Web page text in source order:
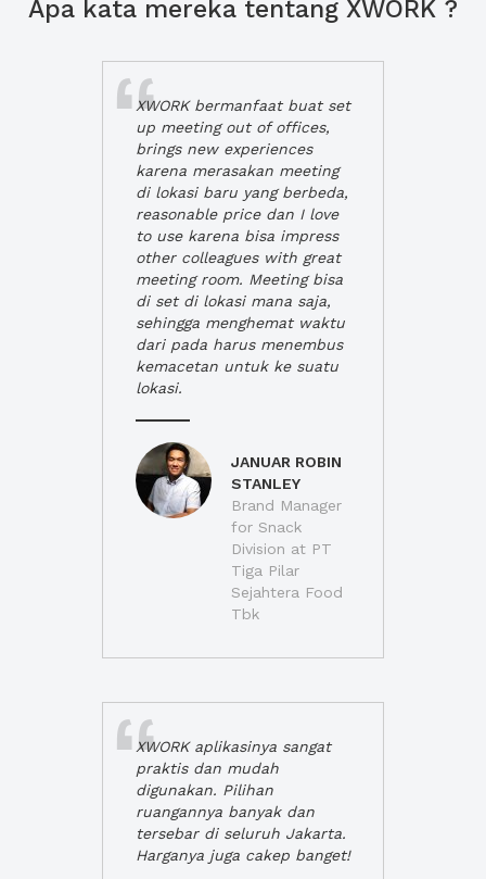
Apa kata mereka tentang XWORK ?
XWORK bermanfaat buat set
up meeting out of offices,
brings new experiences
karena merasakan meeting
di lokasi baru yang berbeda,
reasonable price dan I love
to use karena bisa impress
other colleagues with great
meeting room. Meeting bisa
di set di lokasi mana saja,
sehingga menghemat waktu
dari pada harus menembus
kemacetan untuk ke suatu
lokasi.
JANUAR ROBIN
STANLEY
Brand Manager
for Snack
Division at PT
Tiga Pilar
Sejahtera Food
Tbk
XWORK aplikasinya sangat
praktis dan mudah
digunakan. Pilihan
ruangannya banyak dan
tersebar di seluruh Jakarta.
Harganya juga cakep banget!